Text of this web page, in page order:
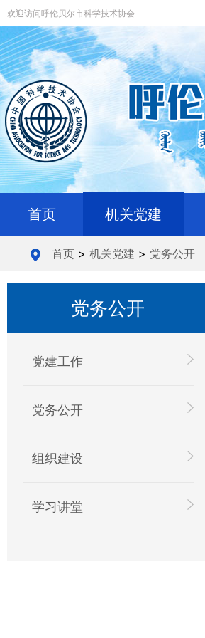
欢迎访问呼伦贝尔市科学技术协会
首页 机关党建
首页> 机关党建 > 党务公开
党务公开
党建工作
党务公开
组织建设
学习讲堂